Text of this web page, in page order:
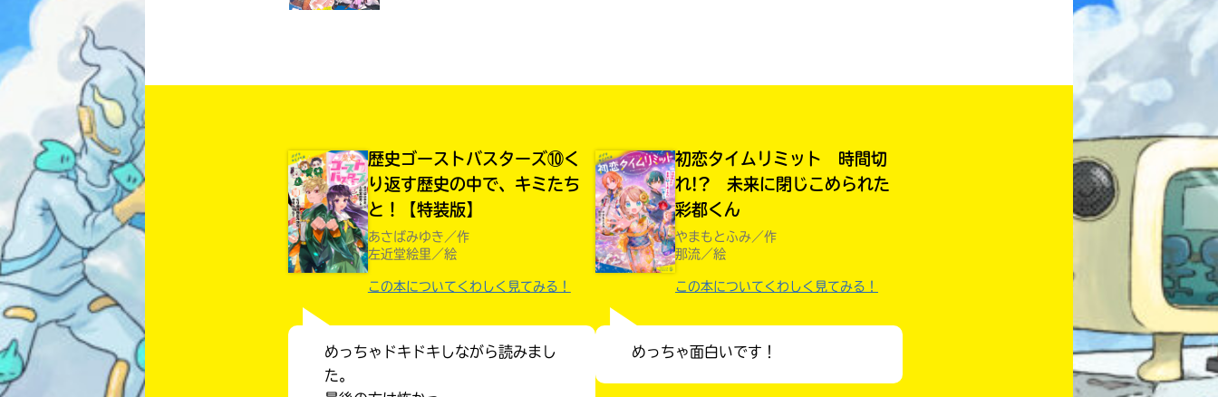
いろんな動画が
歴史ゴーストバスターズ⑩く
り返す歴史の中で、キミたち
と！【特装版】
あさばみゆき／作
左近堂絵里／絵
この本についてくわしく見てみる！
めっちゃドキドキしながら読みまし
た。
初恋タイムリミット 時間切
れ!? 未来に閉じこめられた
彩都くん
やまもとふみ／作
那流／絵
この本についてくわしく見てみる！
めっちゃ面白いです！